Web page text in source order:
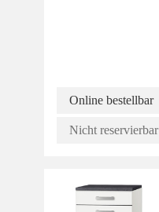
Online bestellbar
Nicht reservierbar